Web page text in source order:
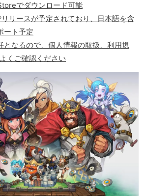
でダウンロード可能
リースが予定されており、日本語を含
ート予定
となるので、個人情報の取扱、利用規
くご確認ください